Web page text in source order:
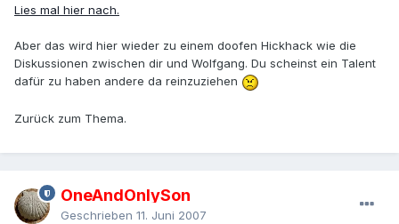
Lies mal hier nach.
Aber das wird hier wieder zu einem doofen Hickhack wie die
Diskussionen zwischen dir und Wolfgang. Du scheinst ein Talent
dafür zu haben andere da reinzuziehen
Zurück zum Thema.
OneAndOnlySon
Geschrieben 11. Juni 2007